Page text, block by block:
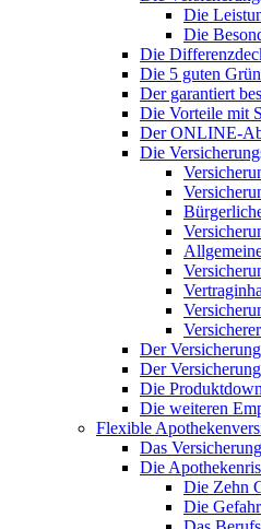
Die
Die
Die
Die 5 guten
Der garantiert
Die Vorteile mit
Der ONLINE-
Die
Versicherer
Der
Der
Die
Die weiteren
Flexible
Das
Die
Die Zehn
Die